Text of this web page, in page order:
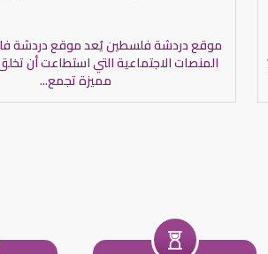
موقع دردشة فلسطين يُعد موقع دردشة
المنصات الاجتماعية التي استطاعت أن
مميزة تجمع...